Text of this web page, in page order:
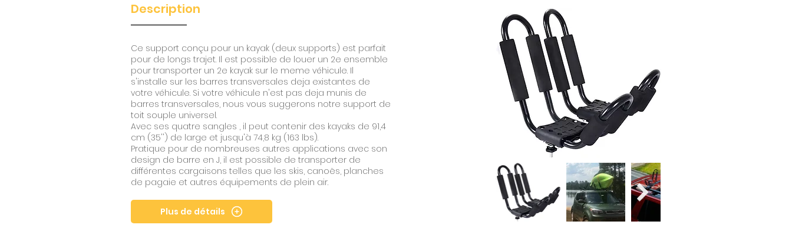
Ce support conçu pour un kayak (deux supports) est parfait
pour de longs trajet. Il est possible de louer un 2e ensemble
pour transporter un 2e kayak sur le meme véhicule. Il
s'installe sur les barres transversales deja existantes de
votre véhicule. Si votre véhicule n'est pas deja munis de
barres transversales, nous vous suggerons notre support de
toit souple universel.
Avec ses quatre sangles , il peut contenir des kayaks de 91,4
cm (35'') de large et jusqu'à 74,8 kg (163 lbs).
Pratique pour de nombreuses autres applications avec son
design de barre en J, il est possible de transporter de
différentes cargaisons telles que les skis, canoës, planches
de pagaie et autres équipements de plein air.
Plus de détails
Description